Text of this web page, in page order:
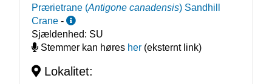
Prærietrane (Antigone canadensis) Sandhill
Crane -
Sjældenhed: SU
Stemmer kan høres her(eksternt link)
Lokalitet: